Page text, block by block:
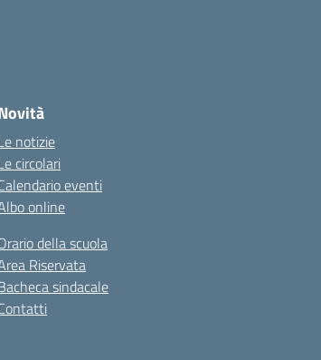
notizie
circolari
eventi
online
della scuola
Riservata
sindacale